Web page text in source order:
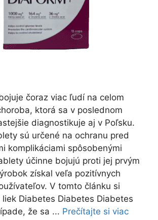
čoraz viac ľudí na celom
ktorá sa v poslednom
diagnostikuje aj v Poľsku.
sú určené na ochranu pred
komplikáciami spôsobenými
účinne bojujú proti jej prvým
získal veľa pozitívnych
V tomto článku si
liek Diabetes Diabetes Diabetes
že sa ... Prečítajte si viac